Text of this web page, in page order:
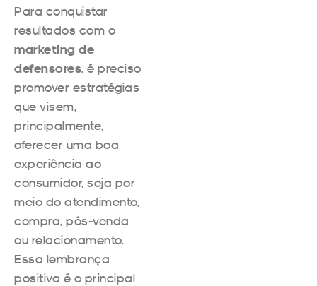
Para conquistar
resultados com o
marketing de
defensores, é preciso
promover estratégias
que visem,
principalmente,
oferecer uma boa
experiência ao
consumidor, seja por
meio do atendimento,
compra, pós-venda
ou relacionamento.
Essa lembrança
positiva é o principal